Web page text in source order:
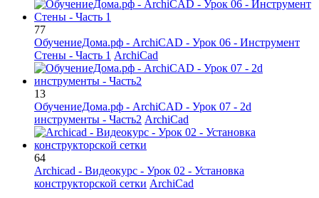
77
ОбучениеДома.рф - ArchiCAD - Урок 06 - Инструмент
Стены - Часть 1 ArchiCad
13
ОбучениеДома.рф - ArchiCAD - Урок 07 - 2d
инструменты - Часть2 ArchiCad
64
Archicad - Видеокурс - Урок 02 - Установка
конструкторской сетки ArchiCad